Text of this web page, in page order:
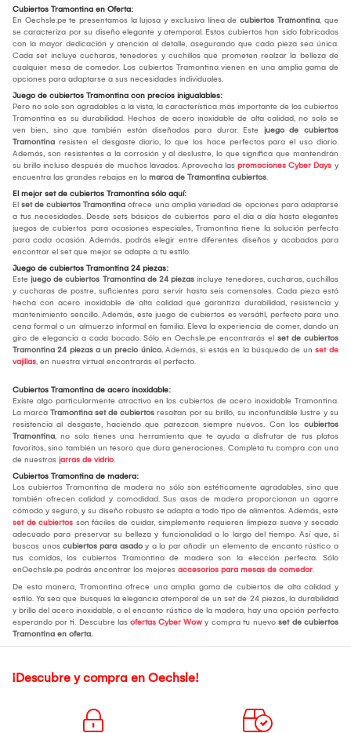
Cubiertos Tramontina en Oferta:
En Oechsle.pe te presentamos la lujosa y exclusiva línea de cubiertos Tramontina, que
se caracteriza por su diseño elegante y atemporal. Estos cubiertos han sido fabricados
con la mayor dedicación y atención al detalle, asegurando que cada pieza sea única.
Cada set incluye cucharas, tenedores y cuchillos que prometen realzar la belleza de
cualquier mesa de comedor. Los cubiertos Tramontina vienen en una amplia gama de
opciones para adaptarse a sus necesidades individuales.
Juego de cubiertos Tramontina con precios inigualables:
Pero no solo son agradables a la vista, la característica más importante de los cubiertos
Tramontina es su durabilidad. Hechos de acero inoxidable de alta calidad, no solo se
ven bien, sino que también están diseñados para durar. Este juego de cubiertos
Tramontina resisten el desgaste diario, lo que los hace perfectos para el uso diario.
Además, son resistentes a la corrosión y al deslustre, lo que significa que mantendrán
su brillo incluso después de muchos lavados. Aprovecha las promociones Cyber Days y
encuentra las grandes rebajas en la marca de Tramontina cubiertos.
El mejor set de cubiertos Tramontina sólo aquí:
El set de cubiertos Tramontina ofrece una amplia variedad de opciones para adaptarse
a tus necesidades. Desde sets básicos de cubiertos para el día a día hasta elegantes
juegos de cubiertos para ocasiones especiales, Tramontina tiene la solución perfecta
para cada ocasión. Además, podrás elegir entre diferentes diseños y acabados para
encontrar el set que mejor se adapte a tu estilo.
Juego de cubiertos Tramontina 24 piezas:
Este juego de cubiertos Tramontina de 24 piezas incluye tenedores, cucharas, cuchillos
y cucharas de postre, suficientes para servir hasta seis comensales. Cada pieza está
hecha con acero inoxidable de alta calidad que garantiza durabilidad, resistencia y
mantenimiento sencillo. Además, este juego de cubiertos es versátil, perfecto para una
cena formal o un almuerzo informal en familia. Eleva la experiencia de comer, dando un
giro de elegancia a cada bocado. Sólo en Oechsle.pe encontrarás el set de cubiertos
Tramontina 24 piezas a un precio único. Además, si estás en la búsqueda de un set de
vajillas, en nuestra virtual encontrarás el perfecto.
Cubiertos Tramontina de acero inoxidable:
Existe algo particularmente atractivo en los cubiertos de acero inoxidable Tramontina.
La marca Tramontina set de cubiertos resaltan por su brillo, su inconfundible lustre y su
resistencia al desgaste, haciendo que parezcan siempre nuevos. Con los cubiertos
Tramontina, no solo tienes una herramienta que te ayuda a disfrutar de tus platos
favoritos, sino también un tesoro que dura generaciones. Completa tu compra con una
de nuestras jarras de vidrio.
Cubiertos Tramontina de madera:
Los cubiertos Tramontina de madera no sólo son estéticamente agradables, sino que
también ofrecen calidad y comodidad. Sus asas de madera proporcionan un agarre
cómodo y seguro, y su diseño robusto se adapta a todo tipo de alimentos. Además, este
set de cubiertos son fáciles de cuidar, simplemente requieren limpieza suave y secado
adecuado para preservar su belleza y funcionalidad a lo largo del tiempo. Así que, si
buscas unos cubiertos para asado y a la par añadir un elemento de encanto rústico a
tus comidas, los cubiertos Tramontina de madera son la elección perfecta. Sólo
enOechsle.pe podrás encontrar los mejores accesorios para mesas de comedor.
De esta manera, Tramontina ofrece una amplia gama de cubiertos de alta calidad y
estilo. Ya sea que busques la elegancia atemporal de un set de 24 piezas, la durabilidad
y brillo del acero inoxidable, o el encanto rústico de la madera, hay una opción perfecta
esperando por ti. Descubre las ofertas Cyber Wow y compra tu nuevo set de cubiertos
Tramontina en oferta.
¡Descubre y compra en Oechsle!